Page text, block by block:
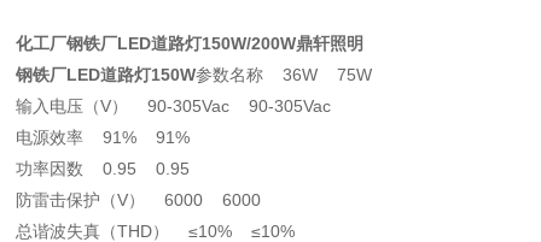
化工厂钢铁厂LED道路灯150W/200W鼎轩照明
钢铁厂LED道路灯150W参数名称 36W 75W
输入电压（V） 90-305Vac 90-305Vac
电源效率 91% 91%
功率因数 0.95 0.95
防雷击保护（V） 6000 6000
总谐波失真（THD） ≤10% ≤10%